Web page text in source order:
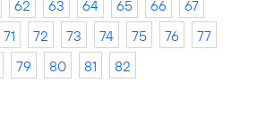
62 63 64 65 66
67
71 72 73 74 75 76
77
79 80 81 82